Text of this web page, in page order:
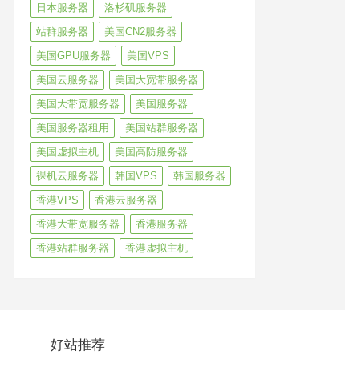
日本服务器
洛杉矶服务器
站群服务器
美国CN2服务器
美国GPU服务器
美国VPS
美国云服务器
美国大宽带服务器
美国大带宽服务器
美国服务器
美国服务器租用
美国站群服务器
美国虚拟主机
美国高防服务器
裸机云服务器
韩国VPS
韩国服务器
香港VPS
香港云服务器
香港大带宽服务器
香港服务器
香港站群服务器
香港虚拟主机
好站推荐